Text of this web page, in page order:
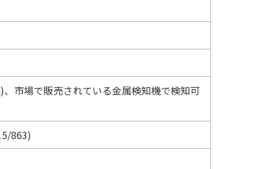
市場で販売されている金属検知機で検知可
863)